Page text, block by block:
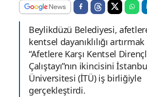
Beylikdüzü Belediyesi,
kentsel dayanıklılığı
“Afetlere Karşı Kentsel
Çalıştayı”nın ikincisini
Üniversitesi (İTÜ) iş birliğiyle
gerçekleştirdi.